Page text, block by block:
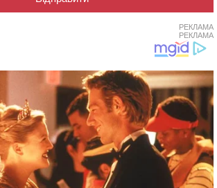
РЕКЛАМА
РЕКЛАМА